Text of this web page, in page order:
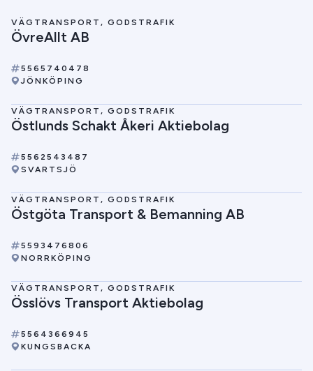
VÄGTRANSPORT, GODSTRAFIK
ÖvreAllt AB
5565740478
JÖNKÖPING
VÄGTRANSPORT, GODSTRAFIK
Östlunds Schakt Åkeri Aktiebolag
5562543487
SVARTSJÖ
VÄGTRANSPORT, GODSTRAFIK
Östgöta Transport & Bemanning AB
5593476806
NORRKÖPING
VÄGTRANSPORT, GODSTRAFIK
Össlövs Transport Aktiebolag
5564366945
KUNGSBACKA